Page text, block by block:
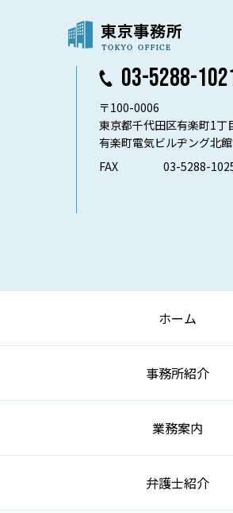
03-5288-
〒100-0006
東京都千代田区有楽町1丁
有楽町電気ビルヂング北
FAX
03-5288-
ホーム
事務所紹介
業務案内
弁護士紹介